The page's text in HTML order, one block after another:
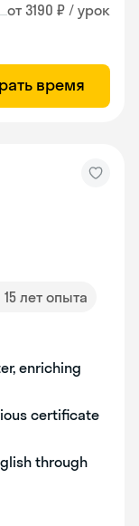
от 3190 ₽ / урок
время
15 лет опыта
enriching
certificate
through